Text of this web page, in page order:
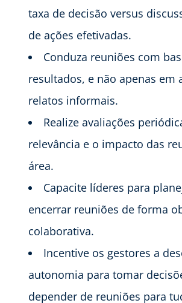
taxa de decisão versus
de ações efetivadas.
Conduza reuniões com
resultados, e não apenas em
relatos informais.
Realize avaliações
relevância e o impacto das
área.
Capacite líderes para
encerrar reuniões de forma
colaborativa.
Incentive os gestores a
autonomia para tomar
depender de reuniões para